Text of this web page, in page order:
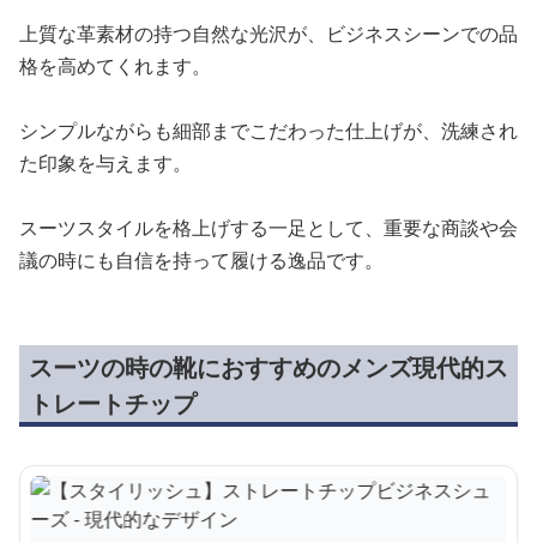
上質な革素材の持つ自然な光沢が、ビジネスシーンでの品
格を高めてくれます。
シンプルながらも細部までこだわった仕上げが、洗練され
た印象を与えます。
スーツスタイルを格上げする一足として、重要な商談や会
議の時にも自信を持って履ける逸品です。
スーツの時の靴におすすめのメンズ現代的ス
トレートチップ